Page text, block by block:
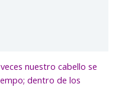
nuestro cabello se
dentro de los